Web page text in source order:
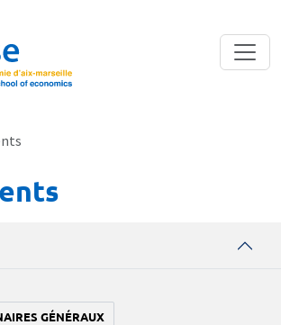
GÉNÉRAUX